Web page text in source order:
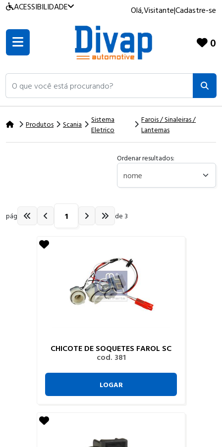
ACESSIBILIDADE Olá,Visitante|Cadastre-se
O que você está procurando?
0
Produtos Scania
Sistema
Eletrico
Farois / Sinaleiras /
Lanternas
Ordenar resultados:
pág de 3
CHICOTE DE SOQUETES FAROL SC
cod. 381
LOGAR